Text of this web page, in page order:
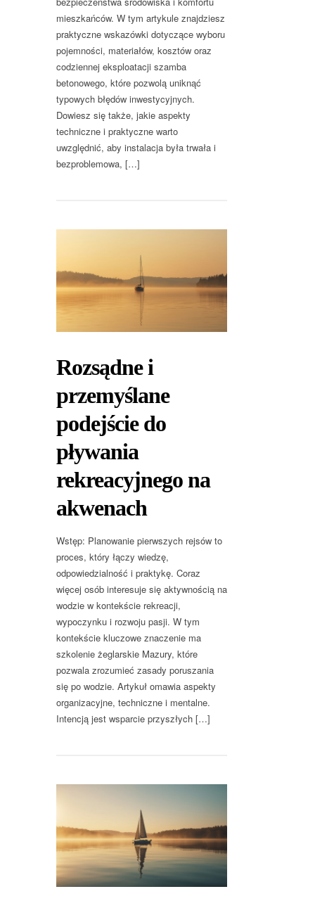
mieszkańców. W tym artykule znajdziesz
praktyczne wskazówki dotyczące wyboru
pojemności, materiałów, kosztów oraz
codziennej eksploatacji szamba
betonowego, które pozwolą uniknąć
typowych błędów inwestycyjnych.
Dowiesz się także, jakie aspekty
techniczne i praktyczne warto
uwzględnić, aby instalacja była trwała i
bezproblemowa, […]
Rozsądne i
przemyślane
podejście do
pływania
rekreacyjnego na
akwenach
Wstęp: Planowanie pierwszych rejsów to
proces, który łączy wiedzę,
odpowiedzialność i praktykę. Coraz
więcej osób interesuje się aktywnością na
wodzie w kontekście rekreacji,
wypoczynku i rozwoju pasji. W tym
kontekście kluczowe znaczenie ma
szkolenie żeglarskie Mazury, które
pozwala zrozumieć zasady poruszania
się po wodzie. Artykuł omawia aspekty
organizacyjne, techniczne i mentalne.
Intencją jest wsparcie przyszłych […]